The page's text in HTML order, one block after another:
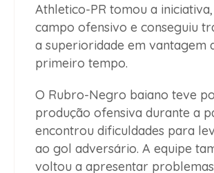
Athletico-PR tomou a
campo ofensivo e conseguiu
a superioridade em vantagem
primeiro tempo.
O Rubro-Negro baiano teve
produção ofensiva durante a
encontrou dificuldades para
ao gol adversário. A equipe
voltou a apresentar